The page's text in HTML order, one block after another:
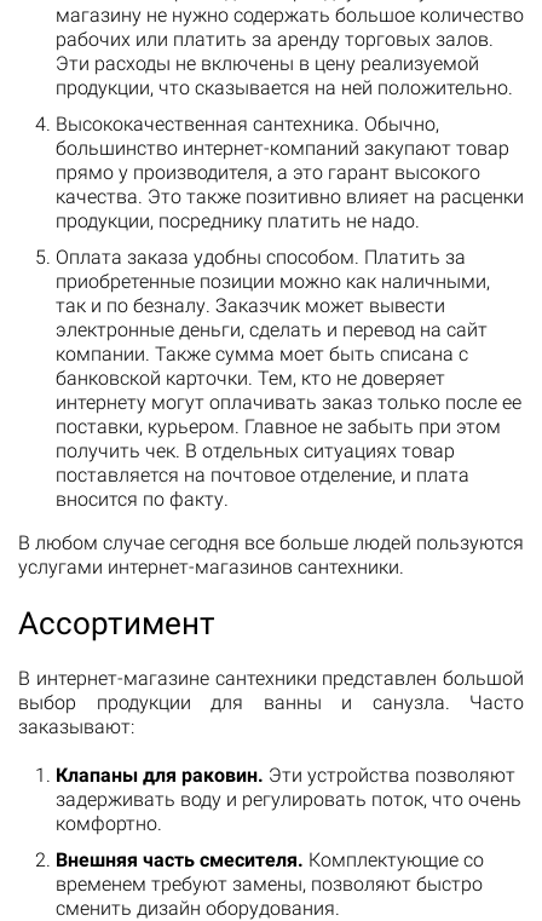
магазину не нужно содержать большое количество
рабочих или платить за аренду торговых залов.
Эти расходы не включены в цену реализуемой
продукции, что сказывается на ней положительно.
Высококачественная сантехника. Обычно,
большинство интернет-компаний закупают товар
прямо у производителя, а это гарант высокого
качества. Это также позитивно влияет на расценки
продукции, посреднику платить не надо.
Оплата заказа удобны способом. Платить за
приобретенные позиции можно как наличными,
так и по безналу. Заказчик может вывести
электронные деньги, сделать и перевод на сайт
компании. Также сумма моет быть списана с
банковской карточки. Тем, кто не доверяет
интернету могут оплачивать заказ только после ее
поставки, курьером. Главное не забыть при этом
получить чек. В отдельных ситуациях товар
поставляется на почтовое отделение, и плата
вносится по факту.
В любом случае сегодня все больше людей пользуются
услугами интернет-магазинов сантехники.
Ассортимент
В интернет-магазине сантехники представлен большой
выбор продукции для ванны и санузла. Часто
заказывают:
Клапаны для раковин. Эти устройства позволяют
задерживать воду и регулировать поток, что очень
комфортно.
Внешняя часть смесителя. Комплектующие со
временем требуют замены, позволяют быстро
сменить дизайн оборудования.